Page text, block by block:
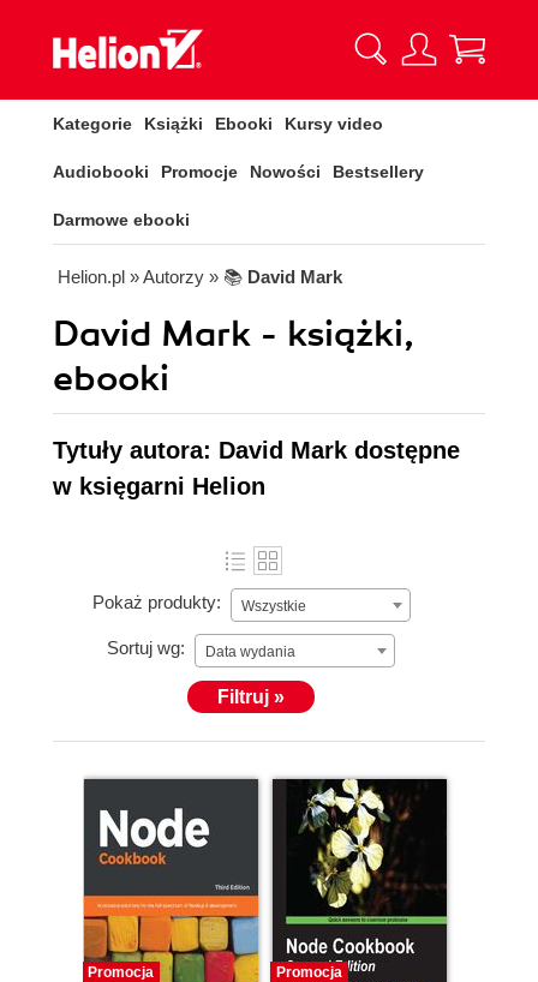
Kategorie Książki Ebooki Kursy video
Audiobooki Promocje Nowości Bestsellery
Darmowe ebooki
Helion.pl » Autorzy » 📚 David Mark
David Mark - książki,
ebooki
Tytuły autora: David Mark dostępne
w księgarni Helion
Pokaż produkty: Wszystkie
Sortuj wg: Data wydania
Filtruj »
Promocja Promocja